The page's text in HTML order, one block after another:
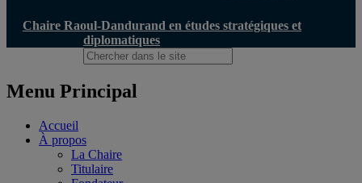
Chaire Raoul-Dandurand en études stratégiques et
diplomatiques
Menu Principal
Accueil
À propos
La Chaire
Titulaire